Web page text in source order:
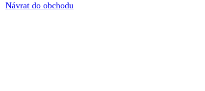
Návrat do obchodu